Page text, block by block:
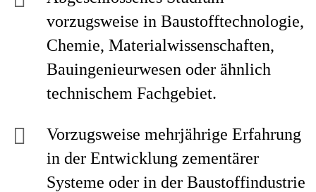
vorzugsweise in Baustofftechnologie,
Chemie, Materialwissenschaften,
Bauingenieurwesen oder ähnlich
technischem Fachgebiet.
Vorzugsweise mehrjährige Erfahrung
in der Entwicklung zementärer
Systeme oder in der Baustoffindustrie